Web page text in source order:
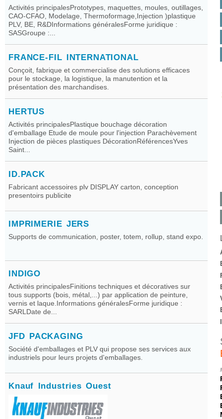
Activités principalesPrototypes, maquettes, moules, outillages,
CAO-CFAO, Modelage, Thermoformage,Injection )plastique
PLV, BE, R&DInformations généralesForme juridique :
SASGroupe :...
FRANCE-FIL INTERNATIONAL
Conçoit, fabrique et commercialise des solutions efficaces
pour le stockage, la logistique, la manutention et la
présentation des marchandises.
HERTUS
Activités principalesPlastique bouchage décoration
d'emballage Etude de moule pour l'injection Parachèvement
Injection de pièces plastiques DécorationRéférencesYves
Saint...
ID.PACK
Fabricant accessoires plv DISPLAY carton, conception
presentoirs publicite
IMPRIMERIE JERS
Supports de communication, poster, totem, rollup, stand expo.
INDIGO
Activités principalesFinitions techniques et décoratives sur
tous supports (bois, métal,...) par application de peinture,
vernis et laque.Informations généralesForme juridique :
SARLDate de...
JFD PACKAGING
Société d'emballages et PLV qui propose ses services aux
industriels pour leurs projets d'emballages.
Knauf Industries Ouest